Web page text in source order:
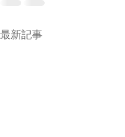
最新記事